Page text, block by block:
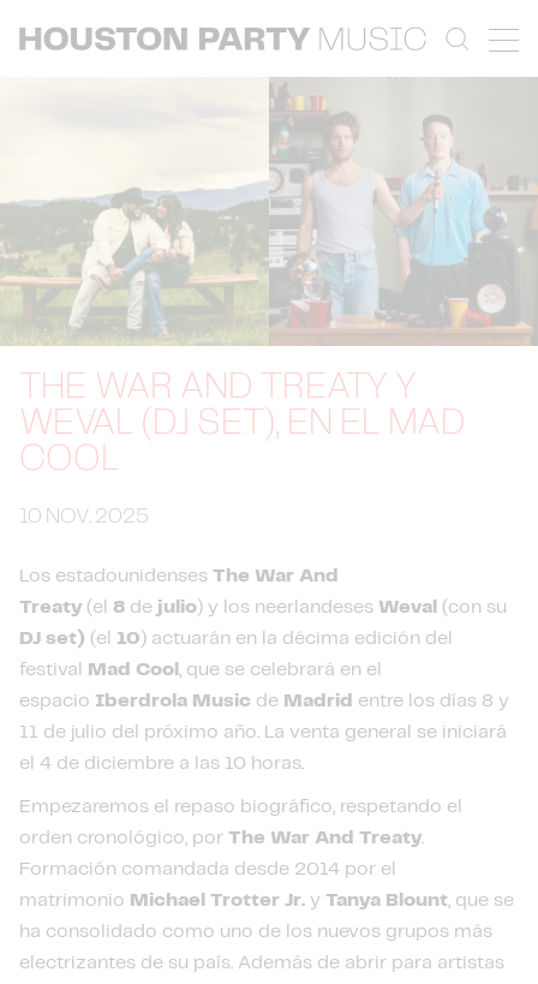
THE WAR AND TREATY Y
WEVAL (DJ SET), EN EL MAD
COOL
10 NOV. 2025
Los estadounidenses The War And
Treaty (el 8 de julio) y los neerlandeses Weval (con su
DJ set) (el 10 ) actuarán en la décima edición del
festival
Mad Cool , que se celebrará en el
espacio Iberdrola Music de Madrid entre los días 8 y
11 de julio del próximo año. La venta general se iniciará
el 4 de diciembre a las 10 horas.
Empezaremos el repaso biográfico, respetando el
orden cronológico, por The War And Treaty.
Formación comandada desde 2014 por el
matrimonio Michael Trotter Jr. y Tanya Blount, que se
ha consolidado como uno de los nuevos grupos más
electrizantes de su país. Además de abrir para artistas